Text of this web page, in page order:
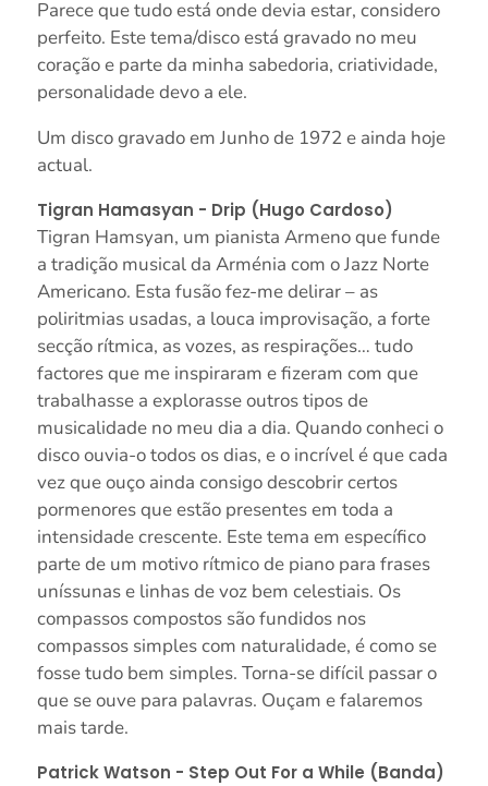
Parece que tudo está onde devia estar, considero
perfeito. Este tema/disco está gravado no meu
coração e parte da minha sabedoria, criatividade,
personalidade devo a ele.
Um disco gravado em Junho de 1972 e ainda hoje
actual.
Tigran Hamasyan - Drip (Hugo Cardoso)
Tigran Hamsyan, um pianista Armeno que funde
a tradição musical da Arménia com o Jazz Norte
Americano. Esta fusão fez-me delirar – as
poliritmias usadas, a louca improvisação, a forte
secção rítmica, as vozes, as respirações… tudo
factores que me inspiraram e fizeram com que
trabalhasse a explorasse outros tipos de
musicalidade no meu dia a dia. Quando conheci o
disco ouvia-o todos os dias, e o incrível é que cada
vez que ouço ainda consigo descobrir certos
pormenores que estão presentes em toda a
intensidade crescente. Este tema em específico
parte de um motivo rítmico de piano para frases
uníssunas e linhas de voz bem celestiais. Os
compassos compostos são fundidos nos
compassos simples com naturalidade, é como se
fosse tudo bem simples. Torna-se difícil passar o
que se ouve para palavras. Ouçam e falaremos
mais tarde.
Patrick Watson - Step Out For a While (Banda)